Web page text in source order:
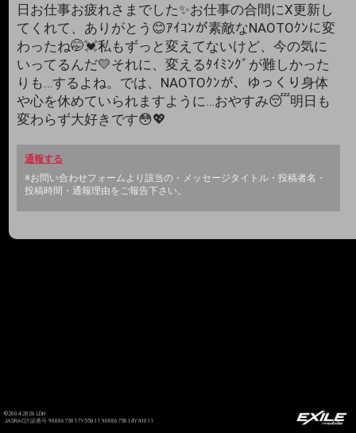
日お仕事お疲れさまでした✨お仕事の合間にX更新し
てくれて、ありがとう😊ｱｲｺﾝが素敵なNAOTOｸﾝに変
わったね🤭💓私もずっと変えてないけど、今の気に
いってるんだ💛それに、変えるﾀｲﾐﾝｸﾞが難しかった
りも…するよね。では、NAOTOｸﾝが、ゆっくり身体
や心を休めていられますように…おやすみ😴明日も
変わらず大好きです😳💖
通報する
※お問い合わせフォームより該当の・メッセージタイトル・投稿者名・
投稿時間・通報理由をご報告下さい。
©2004-2026 LDH
JASRAC許諾番号 9008675017Y55011 9008675014Y41011